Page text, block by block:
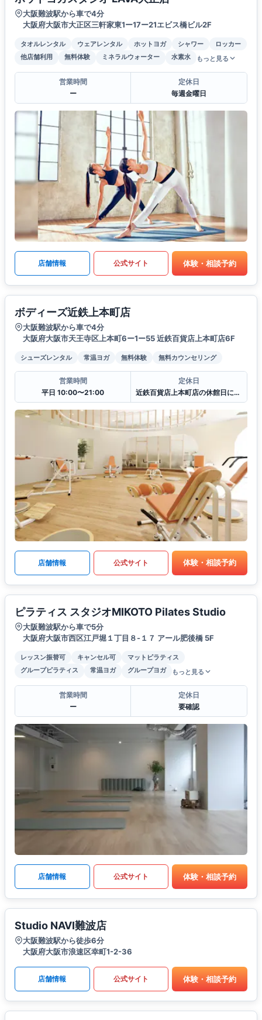
大阪難波駅から車で4分
大阪府大阪市大正区三軒家東1ー17ー21エビス橋ビル2F
タオルレンタル ウェアレンタル ホットヨガ シャワー
ロッカー
他店舗利用
無料体験 ミネラルウォーター 水素水 もっと見る
営業時間
ー
定休日
毎週金曜日
店舗情報 公式サイト 体験・相談予約
ボディーズ近鉄上本町店
大阪難波駅から車で4分
大阪府大阪市天王寺区上本町6ー1ー55 近鉄百貨店上本町店6F
シューズレンタル 常温ヨガ 無料体験 無料カウンセリング
営業時間
平日 10:00〜21:00
定休日
近鉄百貨店上本町店の休館日に準ずる
店舗情報 公式サイト 体験・相談予約
ピラティス スタジオMIKOTO Pilates Studio
大阪難波駅から車で5分
大阪府大阪市西区江戸堀１丁目８-１７ アール肥後橋 5F
レッスン振替可 キャンセル可
マットピラティス
グループピラティス
常温ヨガ グループヨガ もっと見る
営業時間
ー
定休日
要確認
店舗情報 公式サイト 体験・相談予約
Studio NAVI難波店
大阪難波駅から徒歩6分
大阪府大阪市浪速区幸町1-2-36
店舗情報 公式サイト 体験・相談予約